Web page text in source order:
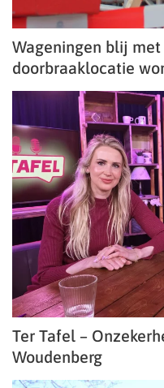
Wageningen blij met
doorbraaklocatie
Ter Tafel –
Woudenberg